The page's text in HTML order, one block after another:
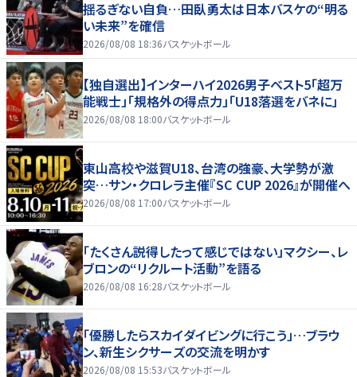
揺るぎない自負…田臥勇太は日本バスケの“明る
い未来”を確信
2026/08/08 18:36バスケットボール
【独自選出】インターハイ2026男子ベスト5「超万
能戦士」「規格外の得点力」「U18落選をバネに」
2026/08/08 18:00バスケットボール
東山高校や滋賀U18、台湾の強豪、大学勢が激
突…サン・クロレラ主催『SC CUP 2026』が開催へ
2026/08/08 17:00バスケットボール
「たくさん説得したって感じではない」マクシー、レ
ブロンの“リクルート活動”を語る
2026/08/08 16:28バスケットボール
「優勝したらスカイダイビングに行こう」…ブラウ
ン、新生シクサーズの交流を明かす
2026/08/08 15:53バスケットボール